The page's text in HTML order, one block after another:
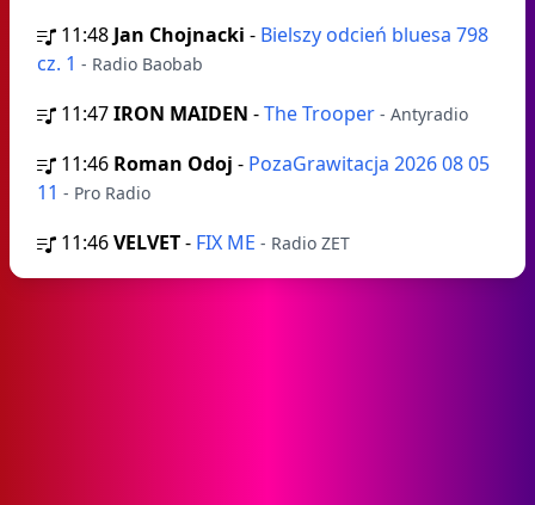
11:48 Jan Chojnacki - Bielszy odcień bluesa 798
cz. 1 - Radio Baobab
11:47IRON MAIDEN -The Trooper - Antyradio
11:46 Roman Odoj - PozaGrawitacja 2026 08 05
11 - Pro Radio
11:46VELVET- FIX ME - Radio ZET